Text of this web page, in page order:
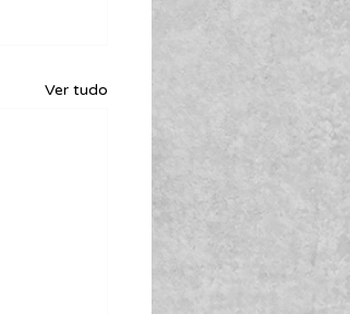
Ver tudo